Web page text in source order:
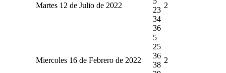
Martes 12 de Julio de 2022
23
34
36
2
Miercoles 16 de Febrero de 2022
5
25
36
38
2